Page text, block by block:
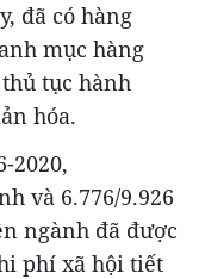
đã có hàng
mục hàng
tục hành
hóa.
2020,
và 6.776/9.926
ngành đã được
phí xã hội tiết